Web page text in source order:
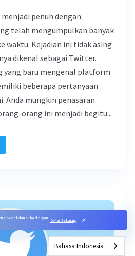
tweet dan suka dengan Daftar Sekarang
penuh dengan
telah mengumpulkan banyak
waktu. Kejadian ini tidak asing
dikenal sebagai Twitter.
yang baru mengenal platform
beberapa pertanyaan
Anda mungkin penasaran
orang ini menjadi begitu...
Bahasa Indonesia